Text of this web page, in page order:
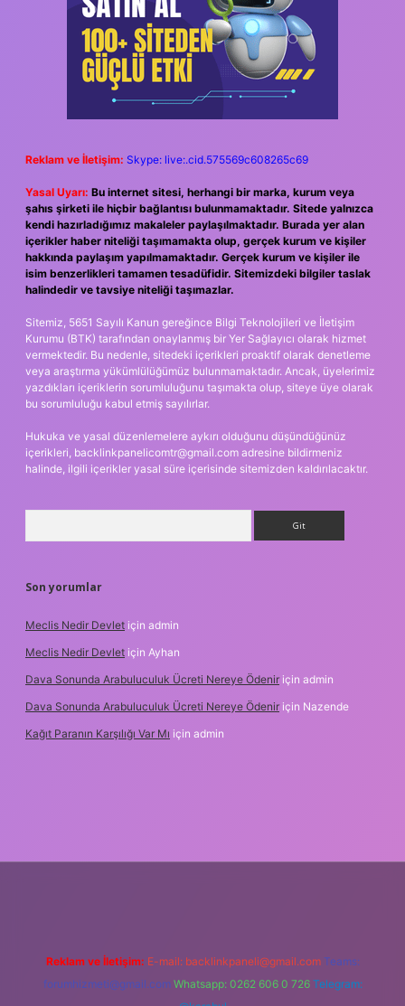
Reklam ve İletişim: Skype: live:.cid.575569c608265c69
Yasal Uyarı: Bu internet sitesi, herhangi bir marka, kurum veya
şahıs şirketi ile hiçbir bağlantısı bulunmamaktadır. Sitede yalnızca
kendi hazırladığımız makaleler paylaşılmaktadır. Burada yer alan
içerikler haber niteliği taşımamakta olup, gerçek kurum ve kişiler
hakkında paylaşım yapılmamaktadır. Gerçek kurum ve kişiler ile
isim benzerlikleri tamamen tesadüfidir. Sitemizdeki bilgiler taslak
halindedir ve tavsiye niteliği taşımazlar.
Sitemiz, 5651 Sayılı Kanun gereğince Bilgi Teknolojileri ve İletişim
Kurumu (BTK) tarafından onaylanmış bir Yer Sağlayıcı olarak hizmet
vermektedir. Bu nedenle, sitedeki içerikleri proaktif olarak denetleme
veya araştırma yükümlülüğümüz bulunmamaktadır. Ancak, üyelerimiz
yazdıkları içeriklerin sorumluluğunu taşımakta olup, siteye üye olarak
bu sorumluluğu kabul etmiş sayılırlar.
Hukuka ve yasal düzenlemelere aykırı olduğunu düşündüğünüz
içerikleri, backlinkpanelicomtr@gmail.com adresine bildirmeniz
halinde, ilgili içerikler yasal süre içerisinde sitemizden kaldırılacaktır.
Son yorumlar
Meclis Nedir Devlet için admin
Meclis Nedir Devlet için Ayhan
Dava Sonunda Arabuluculuk Ücreti Nereye Ödenir için admin
Dava Sonunda Arabuluculuk Ücreti Nereye Ödenir için Nazende
Kağıt Paranın Karşılığı Var Mı için admin
Reklam ve İletişim: E-mail: backlinkpaneli@gmail.com Teams:
forumhizmeti@gmail.com Whatsapp: 0262 606 0 726 Telegram: